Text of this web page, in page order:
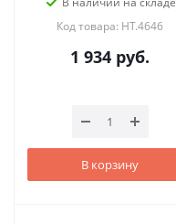
Код товара: HT.4646
1 934 руб.
В корзину